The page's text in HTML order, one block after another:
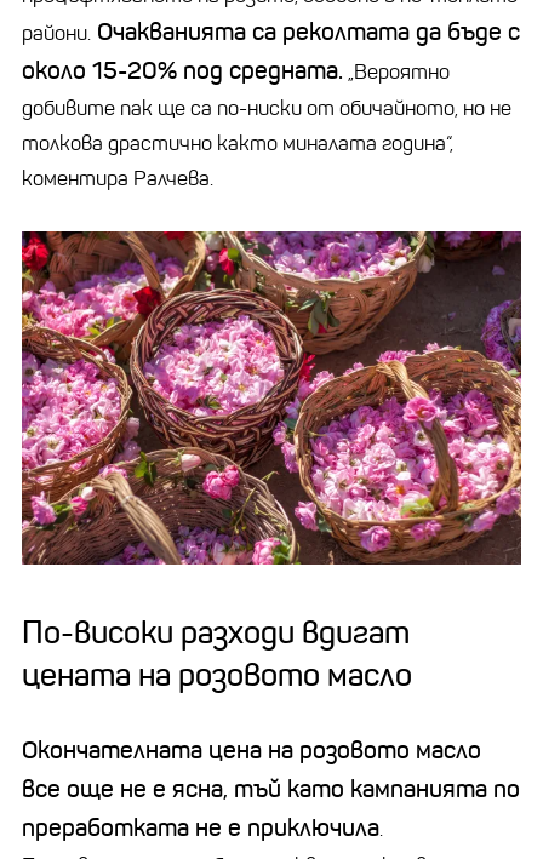
райони. Очакванията са реколтата да бъде с
около 15-20% под средната. „Вероятно
добивите пак ще са по-ниски от обичайното, но не
толкова драстично както миналата година“,
коментира Ралчева.
По-високи разходи вдигат
цената на розовото масло
Окончателната цена на розовото масло
все още не е ясна, тъй като кампанията по
преработката не е приключила.